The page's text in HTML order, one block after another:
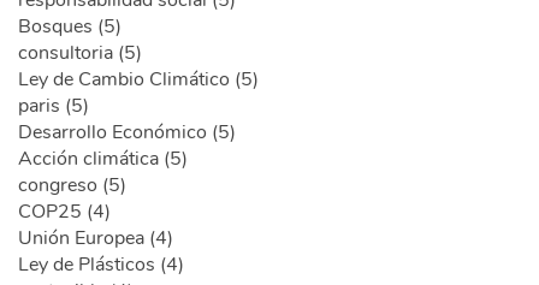
Bosques (5)
consultoria (5)
Ley de Cambio Climático (5)
paris (5)
Desarrollo Económico (5)
Acción climática (5)
congreso (5)
COP25 (4)
Unión Europea (4)
Ley de Plásticos (4)